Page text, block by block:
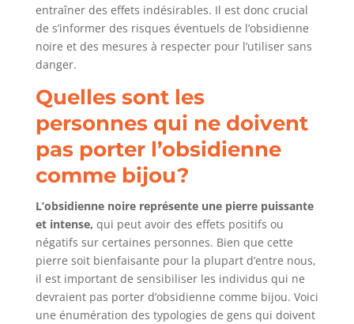
entraîner des effets indésirables. Il est donc crucial
de s’informer des risques éventuels de l’obsidienne
noire et des mesures à respecter pour l’utiliser sans
danger.
Quelles sont les
personnes qui ne doivent
pas porter l’obsidienne
comme bijou?
L’obsidienne noire représente une pierre puissante
et intense, qui peut avoir des effets positifs ou
négatifs sur certaines personnes. Bien que cette
pierre soit bienfaisante pour la plupart d’entre nous,
il est important de sensibiliser les individus qui ne
devraient pas porter d’obsidienne comme bijou. Voici
une énumération des typologies de gens qui doivent